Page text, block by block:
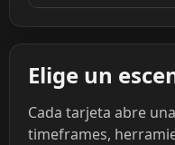
Elige un
Cada tarjeta abre
timeframes,